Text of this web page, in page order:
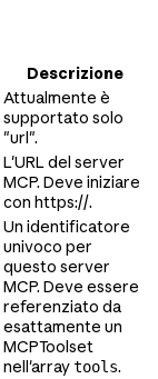
Descrizione
Attualmente è
supportato solo
"url".
L'URL del server
MCP. Deve iniziare
con https://.
Un identificatore
univoco per
questo server
MCP. Deve essere
referenziato da
esattamente un
MCPToolset
nell'arraytools.